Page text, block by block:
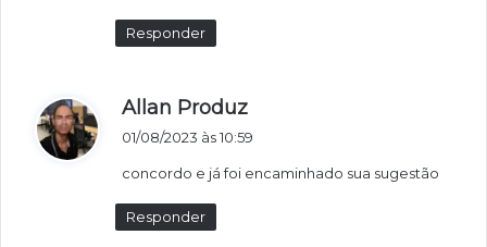
Responder
Allan Produz
s
01/08/2023 às 10:59
concordo e já foi encaminhado sua sugestão
Responder